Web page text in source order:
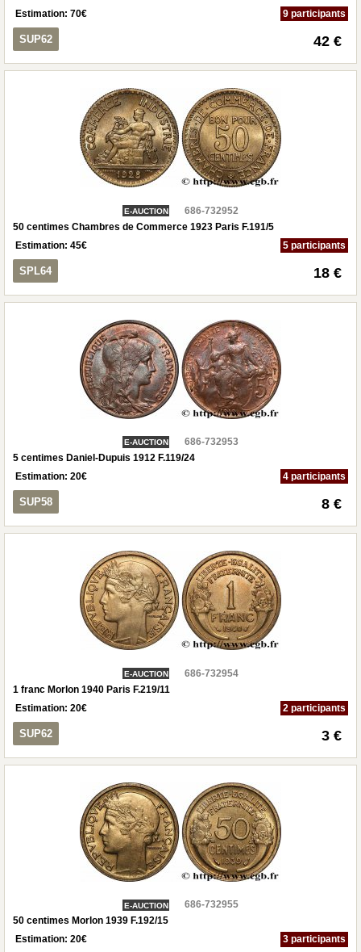
Estimation: 70€ 9 participants
SUP62 42 €
E-AUCTION
686-732952
50 centimes Chambres de Commerce 1923 Paris F.191/5
Estimation: 45€ 5 participants
SPL64 18 €
E-AUCTION
686-732953
5 centimes Daniel-Dupuis 1912 F.119/24
Estimation: 20€ 4 participants
SUP58 8 €
E-AUCTION
686-732954
1 franc Morlon 1940 Paris F.219/11
Estimation: 20€ 2 participants
SUP62 3 €
E-AUCTION
686-732955
50 centimes Morlon 1939 F.192/15
Estimation: 20€ 3 participants